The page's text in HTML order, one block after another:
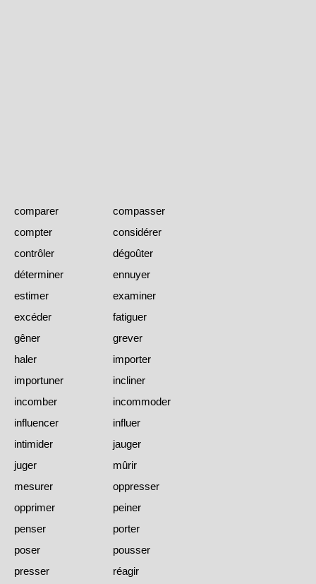
comparer
compasser
compter
considérer
contrôler
dégoûter
déterminer
ennuyer
estimer
examiner
excéder
fatiguer
gêner
grever
haler
importer
importuner
incliner
incomber
incommoder
influencer
influer
intimider
jauger
juger
mûrir
mesurer
oppresser
opprimer
peiner
penser
porter
poser
pousser
presser
réagir